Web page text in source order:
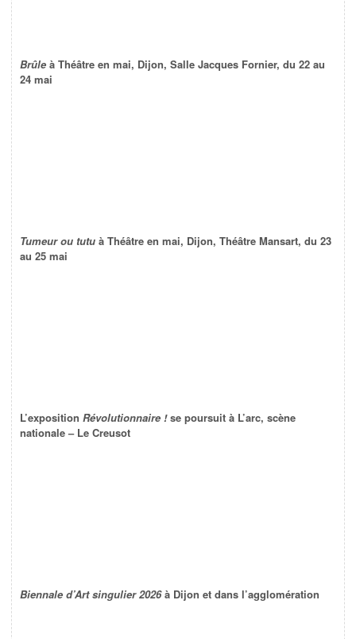
Brûle à Théâtre en mai, Dijon, Salle Jacques Fornier, du 22 au
24 mai
Tumeur ou tutu à Théâtre en mai, Dijon, Théâtre Mansart, du 23
au 25 mai
L’exposition Révolutionnaire !se poursuit à L’arc, scène
nationale – Le Creusot
Biennale d’Art singulier 2026à Dijon et dans l’agglomération